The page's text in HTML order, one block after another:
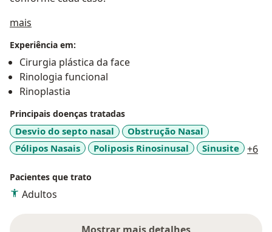
mais
Experiência em:
Cirurgia plástica da face
Rinologia funcional
Rinoplastia
Principais doenças tratadas
Desvio do septo nasal
Obstrução Nasal
Pólipos Nasais
Poliposis Rinosinusal Sinusite +6
Pacientes que trato
Adultos